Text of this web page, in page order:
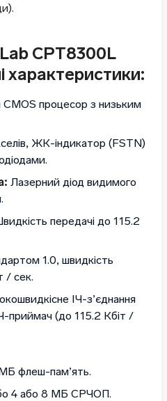
СРТ8300L
характеристики:
CMOS процесор з низьким
ЖК-індикатор (FSTN)
Лазерний діод видимого
передачі до 115.2
1.0, швидкість
/ сек.
ІЧ-з’єднання
приймач (до 115.2 Кбіт /
флеш-пам’ять.
4 або 8 МБ СРЧОП.